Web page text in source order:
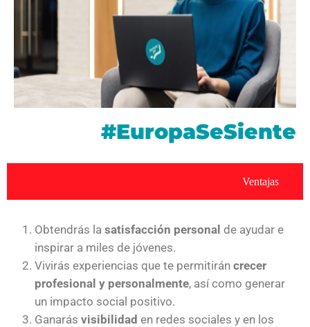
#EuropaSeSiente
Ventajas
Obtendrás la satisfacción personal de ayudar e
inspirar a miles de jóvenes.
Vivirás experiencias que te permitirán crecer
profesional y personalmente, así como generar
un impacto social positivo.
Ganarás visibilidad en redes sociales y en los